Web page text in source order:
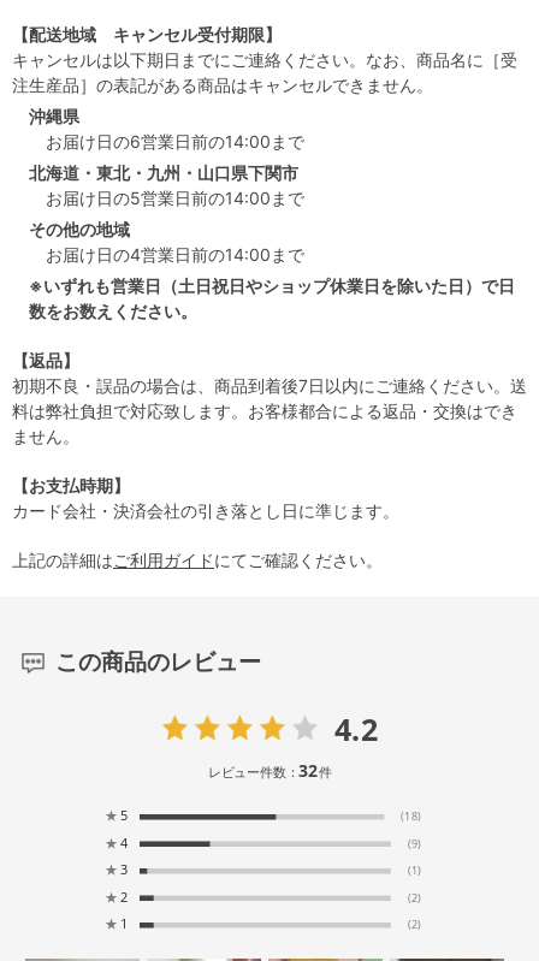
【配送地域 キャンセル受付期限】
キャンセルは以下期日までにご連絡ください。なお、商品名に［受
注生産品］の表記がある商品はキャンセルできません。
沖縄県
お届け日の6営業日前の14:00まで
北海道・東北・九州・山口県下関市
お届け日の5営業日前の14:00まで
その他の地域
お届け日の4営業日前の14:00まで
※いずれも営業日（土日祝日やショップ休業日を除いた日）で日
数をお数えください。
【返品】
初期不良・誤品の場合は、商品到着後7日以内にご連絡ください。送
料は弊社負担で対応致します。お客様都合による返品・交換はでき
ません。
【お支払時期】
カード会社・決済会社の引き落とし日に準じます。
上記の詳細はご利用ガイドにてご確認ください。
この商品のレビュー
4.2
レビュー件数：32件
★ 5 (18)
★ 4 (9)
★ 3 (1)
★ 2 (2)
★ 1 (2)